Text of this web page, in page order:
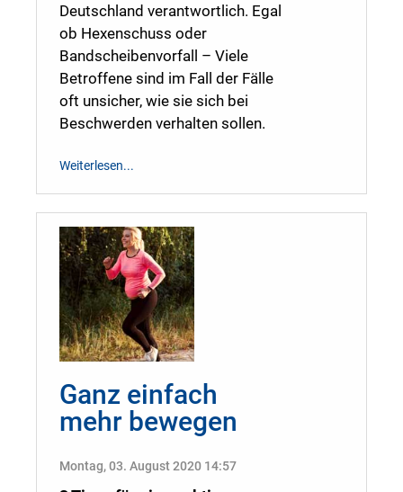
Deutschland verantwortlich. Egal
ob Hexenschuss oder
Bandscheibenvorfall – Viele
Betroffene sind im Fall der Fälle
oft unsicher, wie sie sich bei
Beschwerden verhalten sollen.
Weiterlesen...
Ganz einfach
mehr bewegen
Montag, 03. August 2020 14:57